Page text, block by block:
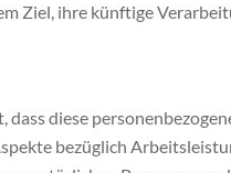
Ziel, ihre künftige
diese
bezüglich